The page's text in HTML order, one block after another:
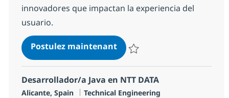
innovadores que impactan la experiencia del
usuario.
Postulez maintenantEspecialista en desarrollo
Desarrollador/a Java en NTT DATA
Localisation
Alicante, Spain Catégorie
Technical Engineering